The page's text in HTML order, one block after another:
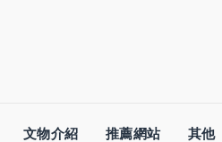
文物介紹 推薦網站 其他